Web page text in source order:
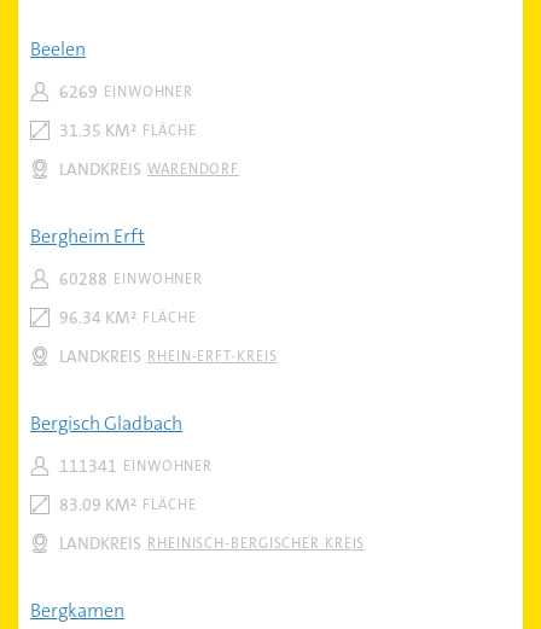
Beelen
EINWOHNER
6269
FLÄCHE
31.35 KM²
WARENDORF
LANDKREIS
Bergheim Erft
EINWOHNER
60288
FLÄCHE
96.34 KM²
RHEIN-ERFT-KREIS
LANDKREIS
Bergisch Gladbach
EINWOHNER
111341
FLÄCHE
83.09 KM²
RHEINISCH-BERGISCHER KREIS
LANDKREIS
Bergkamen